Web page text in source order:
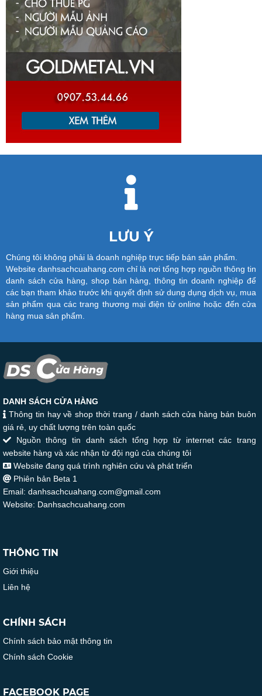
LƯU Ý
Chúng tôi không phải là doanh nghiệp trực tiếp bán sản phẩm.
Website danhsachcuahang.com chỉ là nơi tổng hợp nguồn thông tin
danh sách cửa hàng, shop bán hàng, thông tin doanh nghiệp để
các bạn tham khảo trước khi quyết định sử dung dụng dịch vụ, mua
sản phẩm qua các trang thương mại điện tử online hoặc đến cửa
hàng mua sản phẩm.
DANH SÁCH CỬA HÀNG
Thông tin hay về shop thời trang / danh sách cửa hàng bán buôn
giá rẻ, uy chất lượng trên toàn quốc
Nguồn thông tin danh sách tổng hợp từ internet các trang
website hàng và xác nhận từ đội ngủ của chúng tôi
Website đang quá trình nghiên cứu và phát triển
Phiên bản Beta 1
Email: danhsachcuahang.com@gmail.com
Website: Danhsachcuahang.com
THÔNG TIN
Giới thiệu
Liên hệ
CHÍNH SÁCH
Chính sách bảo mật thông tin
Chính sách Cookie
FACEBOOK PAGE